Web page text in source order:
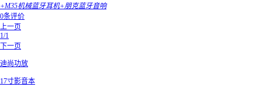
+M35机械蓝牙耳机+朋克蓝牙音响
0条评价
上一页
1/1
下一页
迪尚功放
17寸影音本